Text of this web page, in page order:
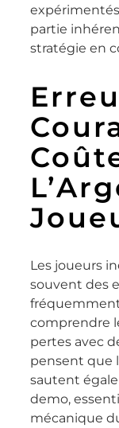
partie
stratégie en
Les joueurs
souvent des
comprendre
pertes avec
pensent que
sautent
demo,
mécanique